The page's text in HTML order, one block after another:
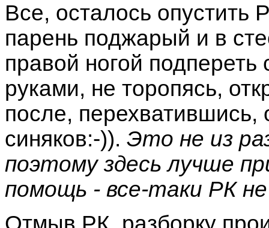
Все, осталось
парень поджарый и в
правой ногой
руками, не торопясь,
после, перехватившись,
синяков:-)). Это не из
поэтому здесь лучше
помощь - все-таки РК